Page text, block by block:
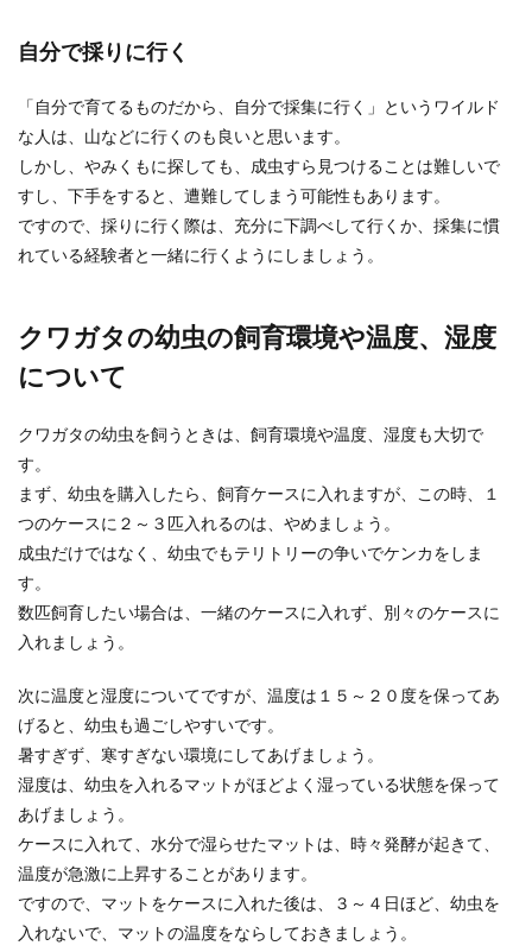
楽しみ方を紹介します
お仕事のお休みは平日が多いですか？ 周りの友達
のほとんどが土日の休みなので、平日が休みだと
遊ぶ...
は気づかない可能性も！
お風呂で使ったタオルが臭い！その原
因を知って消臭しよう
お風呂で使ったタオルやバスタオルから臭いニオ
イがすることってありませんか？ 「洗濯したばか
薄手コートは秋と春兼用でもいいの？
コート選びのポイント
す。 秋近くになると店頭には様々なタイプの薄手
コート...
自分で採りに行く
「自分で育てるものだから、自分で採集に行く」というワイルド
な人は、山などに行くのも良いと思います。
しかし、やみくもに探しても、成虫すら見つけることは難しいで
すし、下手をすると、遭難してしまう可能性もあります。
ですので、採りに行く際は、充分に下調べして行くか、採集に慣
れている経験者と一緒に行くようにしましょう。
クワガタの幼虫の飼育環境や温度、湿度
について
クワガタの幼虫を飼うときは、飼育環境や温度、湿度も大切で
す。
まず、幼虫を購入したら、飼育ケースに入れますが、この時、１
つのケースに２～３匹入れるのは、やめましょう。
成虫だけではなく、幼虫でもテリトリーの争いでケンカをしま
す。
数匹飼育したい場合は、一緒のケースに入れず、別々のケースに
入れましょう。
次に温度と湿度についてですが、温度は１５～２０度を保ってあ
げると、幼虫も過ごしやすいです。
暑すぎず、寒すぎない環境にしてあげましょう。
湿度は、幼虫を入れるマットがほどよく湿っている状態を保って
あげましょう。
ケースに入れて、水分で湿らせたマットは、時々発酵が起きて、
温度が急激に上昇することがあります。
ですので、マットをケースに入れた後は、３～４日ほど、幼虫を
入れないで、マットの温度をならしておきましょう。